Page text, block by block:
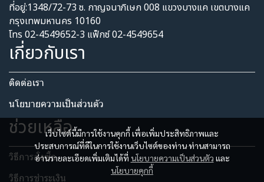
เว็บไซต์นี้มีการใช้งานคุกกี้ เพื่อเพิ่มประสิทธิภาพและ
ประสบการณ์ที่ดีในการใช้งานเว็บไซต์ของท่าน ท่านสามารถ
อ่านรายละเอียดเพิ่มเติมได้ที่ นโยบายความเป็นส่วนตัว และ
นโยบายคุกกี้
ที่อยู่:1348/72-73 ซ. กาญจนาภิเษก 008 แขวงบางแค เขตบางแค
กรุงเทพมหานคร 10160
โทร 02-4549652-3 แฟ็กซ์ 02-4549654
เกี่ยวกับเรา
ติดต่อเรา
นโยบายความเป็นส่วนตัว​
ช่วยเหลือ
วิธีการสั่งซื้อ
วิธีการชำระเงิน